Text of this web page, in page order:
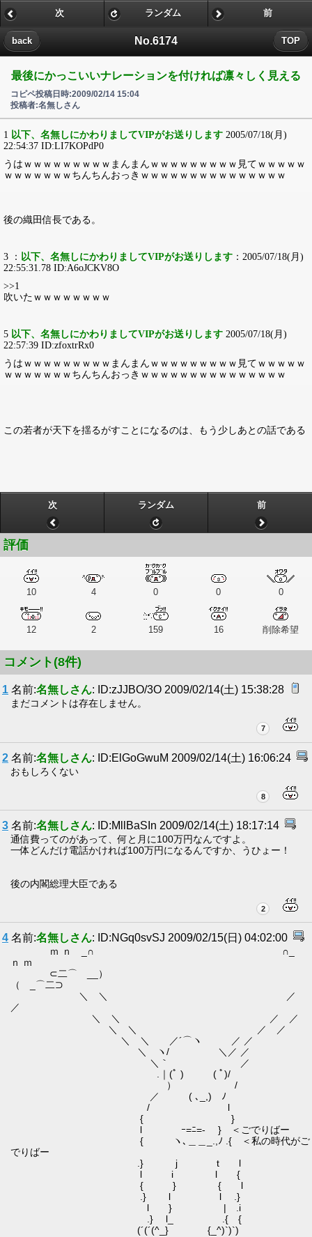
No.6174
back TOP
次 ランダム 前
最後にかっこいいナレーションを付ければ凛々しく見える
コピペ投稿日時:2009/02/14 15:04
投稿者:名無しさん
1 以下、名無しにかわりましてVIPがお送りします 2005/07/18(月)
22:54:37 ID:LI7KOPdP0
うはｗｗｗｗｗｗｗｗｗまんまんｗｗｗｗｗｗｗｗｗ見てｗｗｗｗｗ
ｗｗｗｗｗｗｗちんちんおっきｗｗｗｗｗｗｗｗｗｗｗｗｗｗｗ
後の織田信長である。
3 ： 以下、名無しにかわりましてVIPがお送りします ：2005/07/18(月)
22:55:31.78 ID:A6oJCKV8O
>>1
吹いたｗｗｗｗｗｗｗｗ
5 以下、名無しにかわりましてVIPがお送りします 2005/07/18(月)
22:57:39 ID:zfoxtrRx0
うはｗｗｗｗｗｗｗｗｗまんまんｗｗｗｗｗｗｗｗｗ見てｗｗｗｗｗ
ｗｗｗｗｗｗｗちんちんおっきｗｗｗｗｗｗｗｗｗｗｗｗｗｗｗ
この若者が天下を揺るがすことになるのは、もう少しあとの話である
次 ランダム 前
評価
10 4 0 0 0
12 2 159 16 削除希望
コメント(8件)
1 名前:名無しさん: ID:zJJBO/3O 2009/02/14(土) 15:38:28
まだコメントは存在しません。
7
2 名前:名無しさん: ID:ElGoGwuM 2009/02/14(土) 16:06:24
おもしろくない
8
3 名前:名無しさん: ID:MllBaSIn 2009/02/14(土) 18:17:14
通信費ってのがあって、何と月に100万円なんですよ。
一体どんだけ電話かければ100万円になるんですか、うひょー！
後の内閣総理大臣である
2
4 名前:名無しさん: ID:NGq0svSJ 2009/02/15(日) 04:02:00
ｍ ｎ _∩ ∩_
ｎ ｍ
⊂二⌒ __）
（ _⌒二⊃
＼ ＼ ／
／
＼ ＼ ／ ／
＼ ＼ ／ ／
＼ ＼ ／´⌒ヽ ／ ／
＼ ヽ/ ＼／ ／
＼｀ ／
.｜(ﾟ ) ( ﾟ)/
） /
／ ( ､_,) ﾉ
/ l
{ }
l ｰ=ﾆ=- } ＜ごでりばー
{ ヽ､＿＿_.,ﾉ .{ ＜私の時代がご
でりばー
.} j t l
l i l {
{ } { l
.} l l .}
l } | .i
.} l_ .{ {
(´(´(^_} {_^)`)`)